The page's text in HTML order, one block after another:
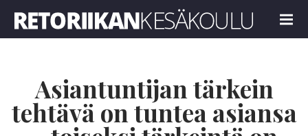
MENU
Asiantuntijan tärkein
tehtävä on tuntea asiansa